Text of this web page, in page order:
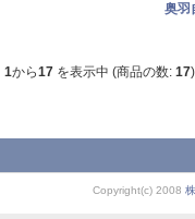
奥
1から17 を表示中 (商品の数: 17)
Copyright(c) 2008